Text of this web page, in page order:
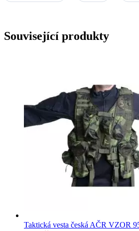
Související produkty
Taktická vesta česká AČR VZOR